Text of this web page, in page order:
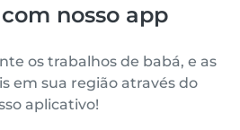
nosso app
os trabalhos de babá, e as
em sua região através do
aplicativo!